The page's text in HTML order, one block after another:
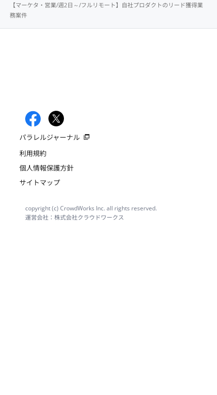
【マーケタ・営業/週2日～/フルリモート】自社プロダクトのリード獲得業
務案件
パラレルジャーナル
利用規約
個人情報保護方針
サイトマップ
copyright (c) CrowdWorks Inc. all rights reserved.
運営会社：株式会社クラウドワークス